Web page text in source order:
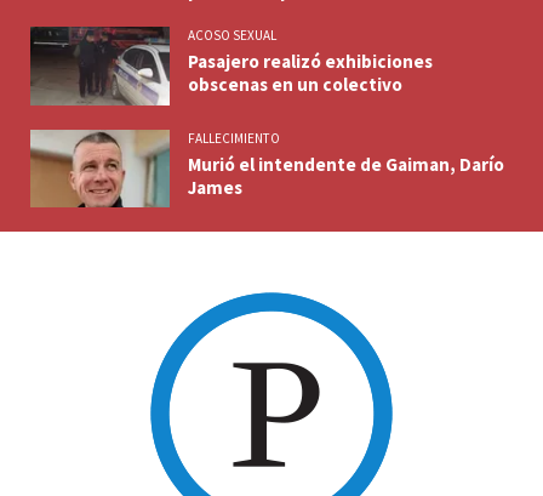
ACOSO SEXUAL
Pasajero realizó exhibiciones
obscenas en un colectivo
FALLECIMIENTO
Murió el intendente de Gaiman, Darío
James